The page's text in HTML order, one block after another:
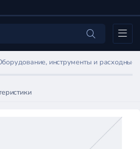
инструменты и расходные